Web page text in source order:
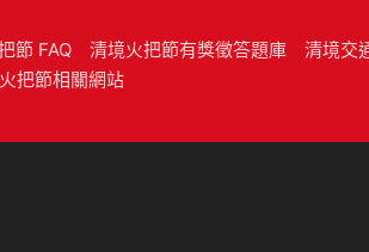
節 FAQ 清境火把節有獎徵答題庫 清境交
把節相關網站